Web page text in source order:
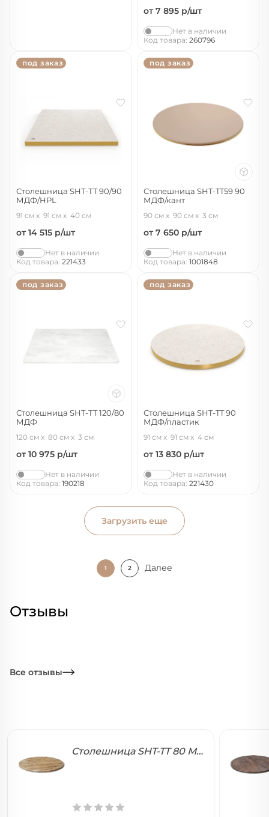
от 7 895 р/шт
Нет в наличии
Код товара: 260796
под заказ
Столешница SHT-ТT 90/90
МДФ/HPL
91 см 91 см 40 см
от 14 515 р/шт
Нет в наличии
Код товара: 221433
под заказ
Столешница SHT-TT59 90
МДФ/кант
90 см 90 см 3 см
от 7 650 р/шт
Нет в наличии
Код товара: 1001848
под заказ
Столешница SHT-ТT 120/80
МДФ
120 см 80 см 3 см
от 10 975 р/шт
Нет в наличии
Код товара: 190218
под заказ
Столешница SHT-TT 90
МДФ/пластик
91 см 91 см 4 см
от 13 830 р/шт
Нет в наличии
Код товара: 221430
Загрузить еще
1 2 Далее
Отзывы
Все отзывы
Столешница SHT-TT 80 МДФ